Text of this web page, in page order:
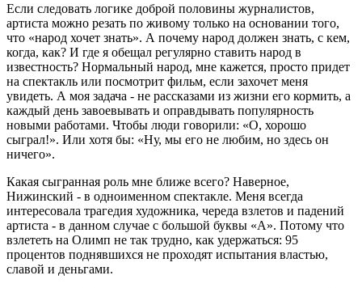
Если следовать логике доброй половины журналистов,
артиста можно резать по живому только на основании того,
что «народ хочет знать». А почему народ должен знать, с кем,
когда, как? И где я обещал регулярно ставить народ в
известность? Нормальный народ, мне кажется, просто придет
на спектакль или посмотрит фильм, если захочет меня
увидеть. А моя задача - не рассказами из жизни его кормить, а
каждый день завоевывать и оправдывать популярность
новыми работами. Чтобы люди говорили: «О, хорошо
сыграл!». Или хотя бы: «Ну, мы его не любим, но здесь он
ничего».
Какая сыгранная роль мне ближе всего? Наверное,
Нижинский - в одноименном спектакле. Меня всегда
интересовала трагедия художника, череда взлетов и падений
артиста - в данном случае с большой буквы «А». Потому что
взлететь на Олимп не так трудно, как удержаться: 95
процентов поднявшихся не проходят испытания властью,
славой и деньгами.